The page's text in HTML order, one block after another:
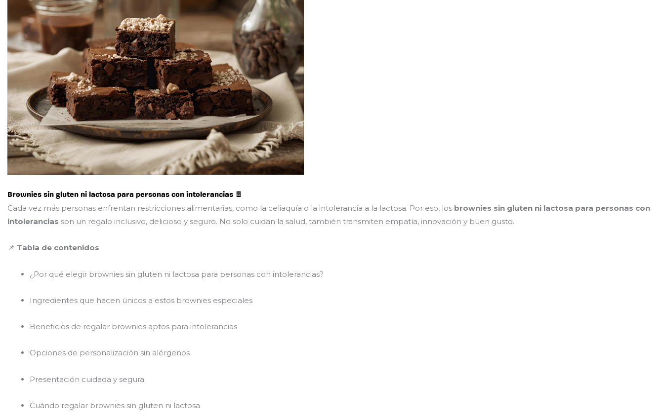
Brownies sin gluten ni lactosa para personas con intolerancias 🍫
Cada vez más personas enfrentan restricciones alimentarias, como la celiaquía o la intolerancia a la lactosa. Por eso, los brownies sin gluten ni lactosa para personas con
intolerancias son un regalo inclusivo, delicioso y seguro. No solo cuidan la salud, también transmiten empatía, innovación y buen gusto.
📌 Tabla de contenidos
¿Por qué elegir brownies sin gluten ni lactosa para personas con intolerancias?
Ingredientes que hacen únicos a estos brownies especiales
Beneficios de regalar brownies aptos para intolerancias
Opciones de personalización sin alérgenos
Presentación cuidada y segura
Cuándo regalar brownies sin gluten ni lactosa